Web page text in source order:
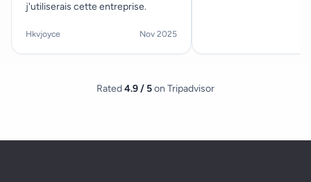
j'utiliserais cette entreprise.
Hkvjoyce Nov 2025
Rated4.9 / 5on Tripadvisor